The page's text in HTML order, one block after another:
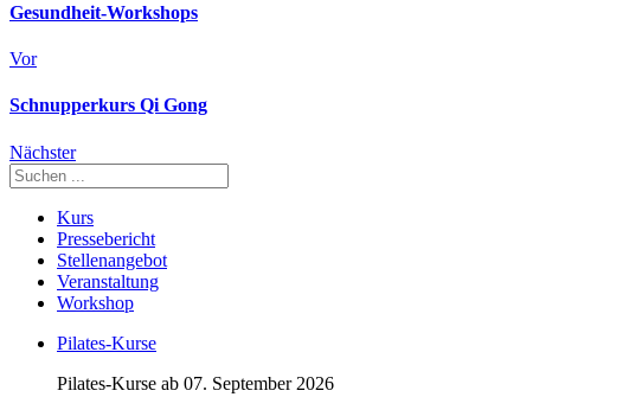
Gesundheit-Workshops
Vor
Schnupperkurs Qi Gong
Nächster
Kurs
Pressebericht
Stellenangebot
Veranstaltung
Workshop
Pilates-Kurse
Pilates-Kurse ab 07. September 2026